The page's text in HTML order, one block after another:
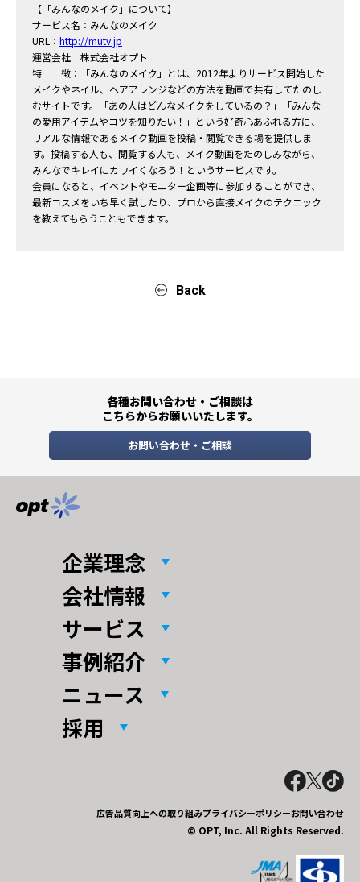
【「みんなのメイク」について】
サービス名：みんなのメイク
URL： http://mutv.jp
運営会社 株式会社オプト
特 徴：「みんなのメイク」とは、2012年よりサービス開始した
メイクやネイル、ヘアアレンジなどの方法を動画で共有してたのし
むサイトです。「あの人はどんなメイクをしているの？」「みんな
の愛用アイテムやコツを知りたい！」という好奇心あふれる方に、
リアルな情報であるメイク動画を投稿・閲覧できる場を提供しま
す。投稿する人も、閲覧する人も、メイク動画をたのしみながら、
みんなでキレイにカワイくなろう！というサービスです。
会員になると、イベントやモニター企画等に参加することができ、
最新コスメをいち早く試したり、プロから直接メイクのテクニック
を教えてもらうこともできます。
Back
各種お問い合わせ・ご相談は
こちらからお願いいたします。
お問い合わせ・ご相談
企業理念
会社情報
サービス
事例紹介
ニュース
採用
広告品質向上への取り組みプライバシーポリシーお問い合わせ
© OPT, Inc. All Rights Reserved.